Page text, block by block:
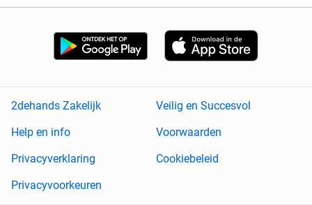
2dehands Zakelijk
Veilig en Succesvol
Help en info
Voorwaarden
Privacyverklaring
Cookiebeleid
Privacyvoorkeuren